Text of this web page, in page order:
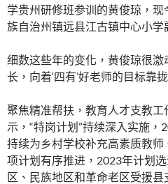
学贵州研修班参训的黄俊琼，
族自治州镇远县江古镇中心小学
细数这些年的变化，黄俊琼很激
长，向着‘四有’好老师的目标靠
聚焦精准帮扶，教育人才支教
示，“特岗计划”持续深入实施，
持续为乡村学校补充高素质教师
项计划有序推进，2023年计划
区、民族地区和革命老区受援县